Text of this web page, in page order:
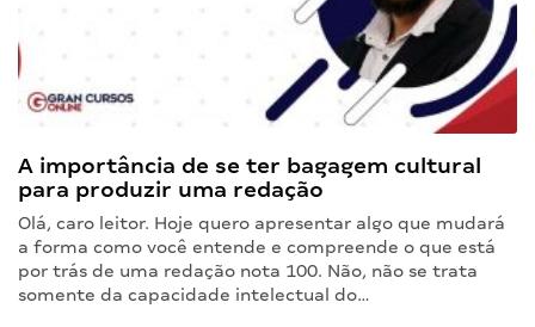
A importância de se ter bagagem cultural
para produzir uma redação
Olá, caro leitor. Hoje quero apresentar algo que mudará
a forma como você entende e compreende o que está
por trás de uma redação nota 100. Não, não se trata
somente da capacidade intelectual do…